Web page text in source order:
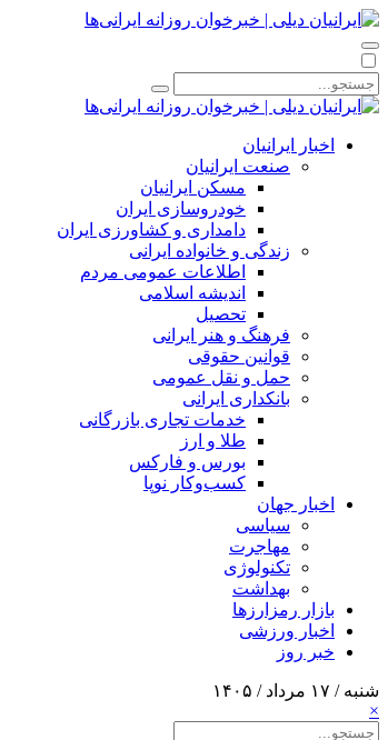
اخبار ایرانیان
صنعت ایرانیان
مسکن ایرانیان
خودروسازی ایران
دامداری و کشاورزی ایران
زندگی و خانواده ایرانی
اطلاعات عمومی مردم
اندیشه اسلامی
تحصیل
فرهنگ و هنر ایرانی
قوانین حقوقی
حمل و نقل عمومی
بانکداری ایرانی
خدمات تجاری بازرگانی
طلا و ارز
بورس و فارکس
کسب‌وکار نوپا
اخبار جهان
سیاسی
مهاجرت
تکنولوژی
بهداشت
بازار رمزارزها
اخبار ورزشی
خبر روز
شنبه / ۱۷ مرداد / ۱۴۰۵
×